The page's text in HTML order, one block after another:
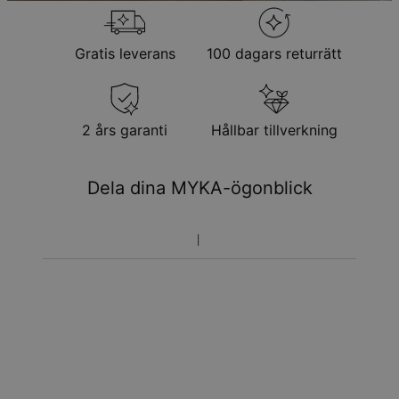
Gratis leverans 100 dagars returrätt
2 års garanti Hållbar tillverkning
Dela dina MYKA-ögonblick